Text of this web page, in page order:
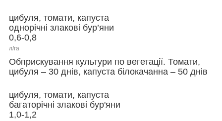
цибуля, томати, капуста
однорічні злакові бур’яни
0,6-0,8
л/га
Обприскування культури по вегетації. Томати,
цибуля – 30 днів, капуста білокачанна – 50 днів
цибуля, томати, капуста
багаторічні злакові бур'яни
1,0-1,2